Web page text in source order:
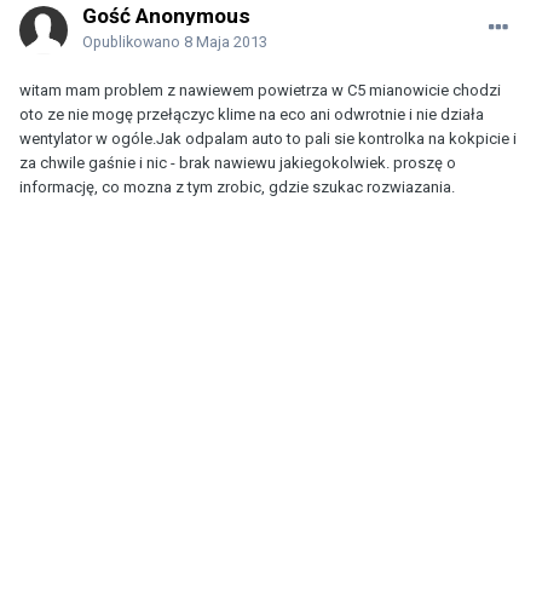
Gość Anonymous
Opublikowano 8 Maja 2013
witam mam problem z nawiewem powietrza w C5 mianowicie chodzi
oto ze nie mogę przełączyc klime na eco ani odwrotnie i nie działa
wentylator w ogóle.Jak odpalam auto to pali sie kontrolka na kokpicie i
za chwile gaśnie i nic - brak nawiewu jakiegokolwiek. proszę o
informację, co mozna z tym zrobic, gdzie szukac rozwiazania.